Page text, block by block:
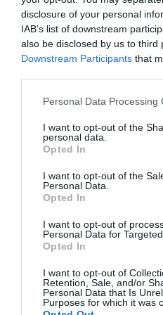
disclosure of your personal
IAB’s list of downstream
also be disclosed by us to third
Downstream Participants that
Personal Data Processing
I want to opt-out of the
personal data.
Opted In
I want to opt-out of the
Personal Data.
Opted In
I want to opt-out of
Personal Data for
Opted In
I want to opt-out of
Retention, Sale, and/or
Personal Data that Is
Purposes for which it was
El IBEX 35
miércoles
un nuevo
Argumentos
Eclipse Sánchez: "No
protectoras. Así, el 12